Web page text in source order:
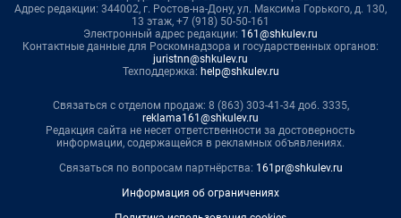
Адрес редакции: 344002, г. Ростов-на-Дону, ул. Максима Горького, д. 130,
13 этаж, +7 (918) 50-50-161
Электронный адрес редакции: 161@shkulev.ru
Контактные данные для Роскомнадзора и государственных органов:
juristnn@shkulev.ru
Техподдержка: help@shkulev.ru
Связаться с отделом продаж: 8 (863) 303-41-34 доб. 3335,
reklama161@shkulev.ru
Редакция сайта не несет ответственности за достоверность
информации, содержащейся в рекламных объявлениях.
Связаться по вопросам партнёрства: 161pr@shkulev.ru
Информация об ограничениях